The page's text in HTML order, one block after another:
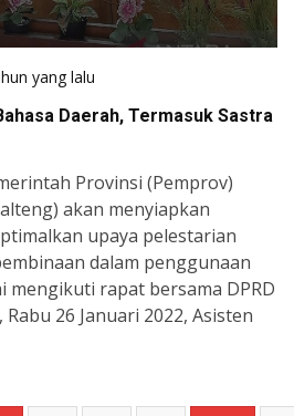
yang lalu
Daerah, Termasuk Sastra
Provinsi (Pemprov)
akan menyiapkan
upaya pelestarian
dalam penggunaan
mengikuti rapat bersama DPRD
26 Januari 2022, Asisten